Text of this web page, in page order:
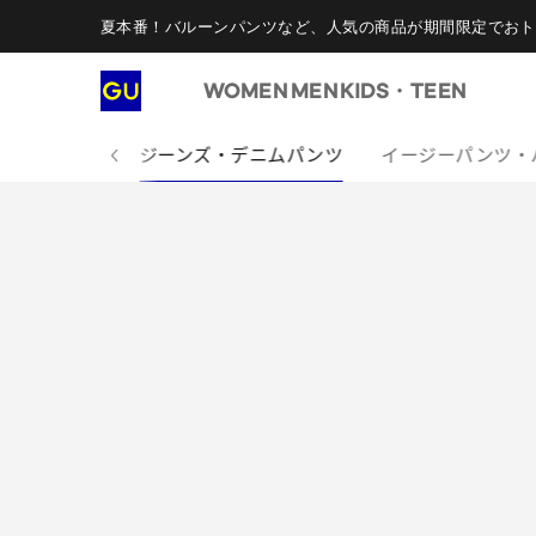
夏本番！バルーンパンツなど、人気の商品が期間限定でお
WOMEN MENKIDS・TEEN
ジーンズ・デニムパンツ イージーパンツ